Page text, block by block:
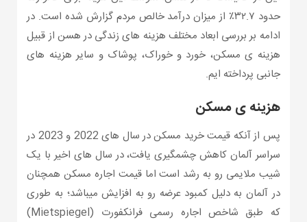
حدود ۳۲.۷٪ از میزان درآمد خالص مردم گزارش شده است. در
ادامه بر بررسی ابعاد مختلف هزینه های زندگی در هسن از قبیل
هزینه ی مسکن، خورد و خوراک، پوشاک و سایر هزینه های
جانبی پرداخته ایم.
هزینه ی مسکن
پس از آنکه قیمت خرید مسکن در سال های 2022 و 2023 در
سراسر آلمان کاهش چشمگیری یافت، در سال های اخیر با یک
شیب ملایمی رو به رشد است اما قیمت اجاره مسکن همچنان
در آلمان به دلیل کمبود عرضه رو به افزایش میباشد؛ به طوری
که طبق شاخص اجاره رسمی فرانکفورت (Mietspiegel)